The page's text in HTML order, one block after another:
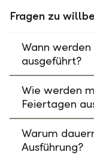
Fragen zu
Wann
ausgeführt?
Wie werden
Feiertagen
Warum
Ausführung?